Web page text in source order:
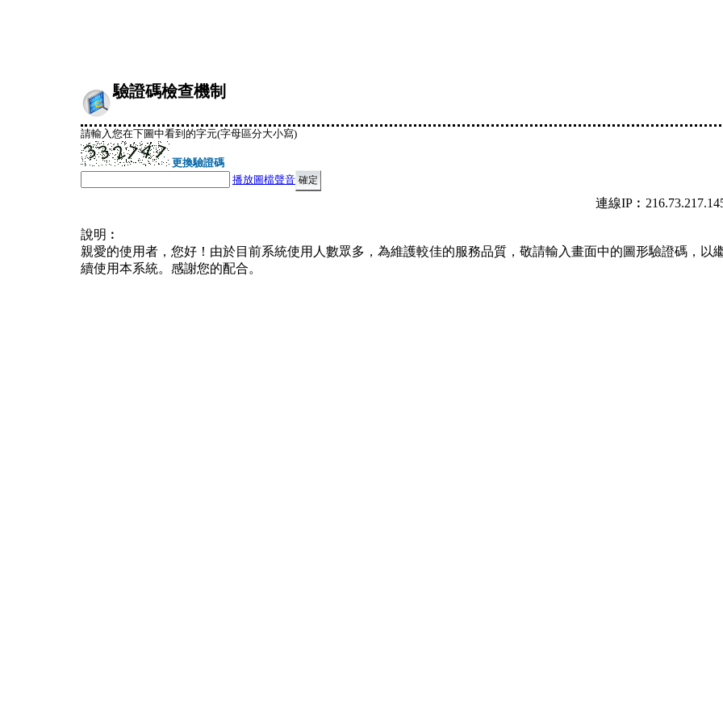
驗證碼檢查機制
請輸入您在下圖中看到的字元(字母區分大小寫)
更換驗證碼
播放圖檔聲音
連線
說明︰
親愛的使用者，您好！由於目前系統使用人數眾多，為維護較佳的服務品質，敬請輸入畫面中的圖形驗證碼，以
續使用本系統。感謝您的配合。